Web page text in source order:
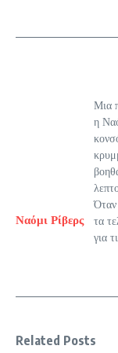
Ναόμι Ρίβερς
Μια
η
Όταν
τα
για
Related Posts